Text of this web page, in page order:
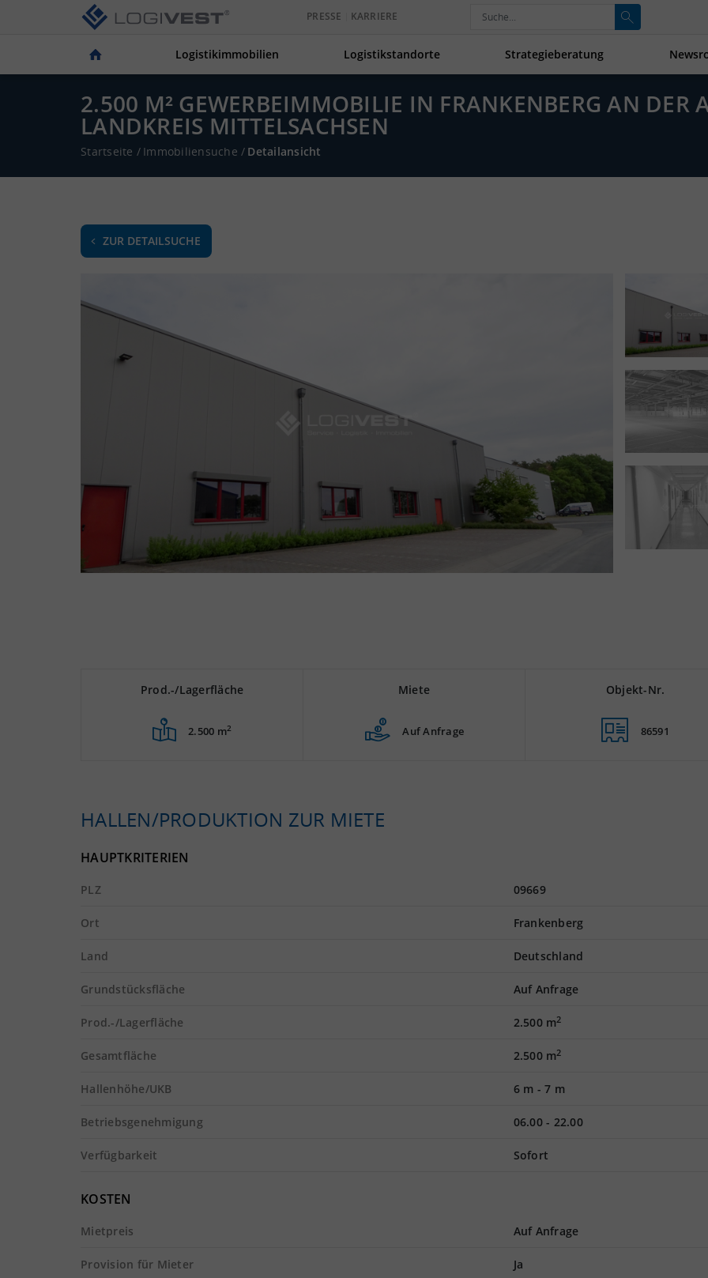
PRESSE KARRIERE
Logistikimmobilien Logistikstandorte Strategieberatung
2.500 M² GEWERBEIMMOBILIE IN FRANKENBERG AN DER
LANDKREIS MITTELSACHSEN
Startseite / Immobiliensuche / Detailansicht
ZUR DETAILSUCHE
Prod.-/Lagerfläche
2.500 m2
Miete
Auf Anfrage
Objekt-Nr.
86591
HALLEN/PRODUKTION ZUR MIETE
HAUPTKRITERIEN
PLZ 09669
Ort Frankenberg
Land Deutschland
Grundstücksfläche Auf Anfrage
Prod.-/Lagerfläche 2.500 m2
Gesamtfläche 2.500 m2
Hallenhöhe/UKB 6 m -7 m
Betriebsgenehmigung 06.00 - 22.00
Verfügbarkeit Sofort
KOSTEN
Mietpreis Auf Anfrage
Provision für Mieter Ja